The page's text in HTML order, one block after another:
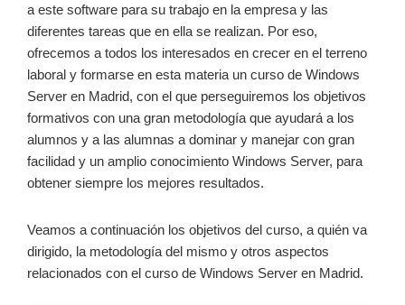
a este software para su trabajo en la empresa y las
diferentes tareas que en ella se realizan. Por eso,
ofrecemos a todos los interesados en crecer en el terreno
laboral y formarse en esta materia un curso de Windows
Server en Madrid, con el que perseguiremos los objetivos
formativos con una gran metodología que ayudará a los
alumnos y a las alumnas a dominar y manejar con gran
facilidad y un amplio conocimiento Windows Server, para
obtener siempre los mejores resultados.
Veamos a continuación los objetivos del curso, a quién va
dirigido, la metodología del mismo y otros aspectos
relacionados con el curso de Windows Server en Madrid.